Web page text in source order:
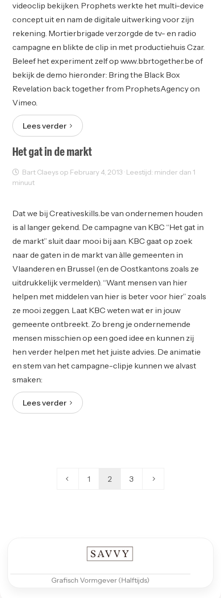
videoclip bekijken. Prophets werkte het multi-device
concept uit en nam de digitale uitwerking voor zijn
rekening. Mortierbrigade verzorgde de tv- en radio
campagne en blikte de clip in met productiehuis Czar.
Beleef het experiment zelf op www.bbrtogether.be of
bekijk de demo hieronder: Bring the Black Box
Revelation back together from ProphetsAgency on
Vimeo.
Lees verder
Het gat in de markt
Bart Claeys op February 4, 2013 · Leestijd: minder dan 1
minuut
Dat we bij Creativeskills.be van ondernemen houden
is al langer gekend. De campagne van KBC “Het gat in
de markt” sluit daar mooi bij aan. KBC gaat op zoek
naar de gaten in de markt van àlle gemeenten in
Vlaanderen en Brussel (en de Oostkantons zoals ze
uitdrukkelijk vermelden). “Want mensen van hier
helpen met middelen van hier is beter voor hier” zoals
ze mooi zeggen. Laat KBC weten wat er in jouw
gemeente ontbreekt. Zo breng je ondernemende
mensen misschien op een goed idee en kunnen zij
hen verder helpen met het juiste advies. De animatie
en stem van het campagne-clipje kunnen we alvast
smaken:
Lees verder
1 2 3
Grafisch Vormgever (Halftijds)